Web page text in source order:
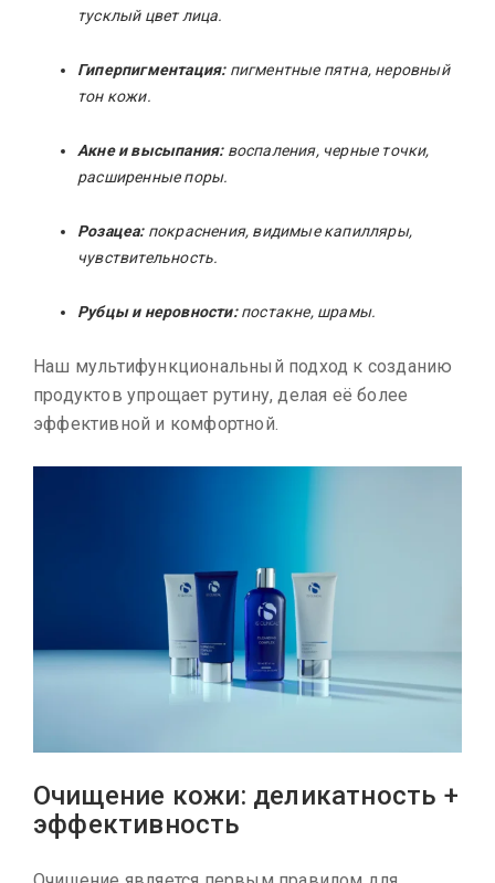
тусклый цвет лица.
Гиперпигментация:пигментные пятна, неровный
тон кожи.
Акне и высыпания: воспаления, черные точки,
расширенные поры.
Розацеа: покраснения, видимые капилляры,
чувствительность.
Рубцы и неровности:постакне, шрамы.
Наш мультифункциональный подход к созданию
продуктов упрощает рутину, делая её более
эффективной и комфортной.
Очищение кожи: деликатность +
эффективность